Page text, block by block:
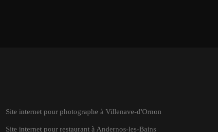
Site internet pour photographe à Villenave-d'Ornon
Site internet pour restaurant à Andernos-les-Bains